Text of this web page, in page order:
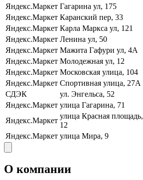
Яндекс.Маркет Гагарина ул, 175
Яндекс.Маркет Каранский пер, 33
Яндекс.Маркет Карла Маркса ул, 121
Яндекс.Маркет Ленина ул, 50
Яндекс.Маркет Мажита Гафури ул, 4А
Яндекс.Маркет Молодежная ул, 12
Яндекс.Маркет Московская улица, 104
Яндекс.Маркет Спортивная улица, 27А
СДЭК
ул. Энгельса, 52
Яндекс.Маркет улица Гагарина, 71
Яндекс.Маркет
улица Красная площадь,
12
Яндекс.Маркет улица Мира, 9
О компании